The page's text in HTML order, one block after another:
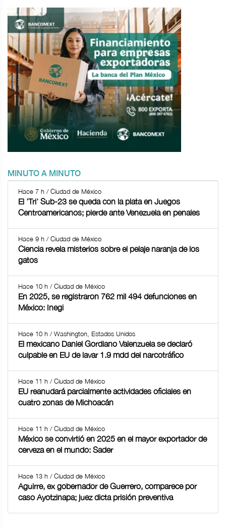
MINUTO A MINUTO
Hace 7 h / Ciudad de México
El 'Tri' Sub-23 se queda con la plata en Juegos
Centroamericanos; pierde ante Venezuela en penales
Hace 9 h / Ciudad de México
Ciencia revela misterios sobre el pelaje naranja de los
gatos
Hace 10 h / Ciudad de México
En 2025, se registraron 762 mil 494 defunciones en
México: Inegi
Hace 10 h / Washington, Estados Unidos
El mexicano Daniel Gordiano Valenzuela se declaró
culpable en EU de lavar 1.9 mdd del narcotráfico
Hace 11 h / Ciudad de México
EU reanudará parcialmente actividades oficiales en
cuatro zonas de Michoacán
Hace 11 h / Ciudad de México
México se convirtió en 2025 en el mayor exportador de
cerveza en el mundo: Sader
Hace 13 h / Ciudad de México
Aguirre, ex gobernador de Guerrero, comparece por
caso Ayotzinapa; juez dicta prisión preventiva